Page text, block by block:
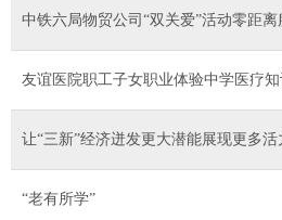
中铁六局物贸公司“双关爱”活动零距离
友谊医院职工子女职业体验中学医疗知
让“三新”经济迸发更大潜能展现更多活
“老有所学”